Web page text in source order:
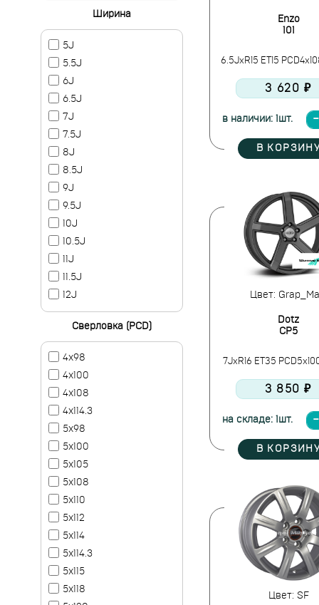
Enzo
101
6.5JxR15 ET15
3 620 ₽
в наличии: 1шт.
В КОРЗИНУ
Цвет:
Dotz
CP5
7JxR16 ET35
3 850 ₽
на складе: 1шт.
В КОРЗИНУ
Цвет: SF
Ширина
5J
5.5J
6J
6.5J
7J
7.5J
8J
8.5J
9J
9.5J
10J
10.5J
11J
11.5J
12J
Сверловка (PCD)
4x98
4x100
4x108
4x114.3
5x98
5x100
5x105
5x108
5x110
5x112
5x114
5x114.3
5x115
5x118